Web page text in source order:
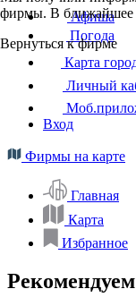
фирмы. В ближайшее
Вернуться к фирме
Афиша
Погода
Карта
Личный
Вход
Фирмы на карте
Главная
Карта
Избранное
Рекомендуем